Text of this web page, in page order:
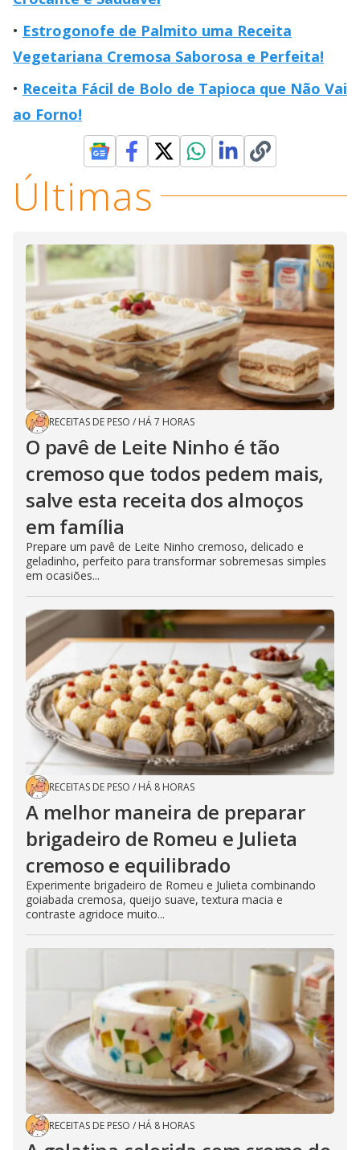
Estrogonofe de Palmito uma Receita
Vegetariana Cremosa Saborosa e Perfeita!
Receita Fácil de Bolo de Tapioca que Não Vai
ao Forno!
Últimas
RECEITAS DE PESO / HÁ 7 HORAS
O pavê de Leite Ninho é tão
cremoso que todos pedem mais,
salve esta receita dos almoços
em família
Prepare um pavê de Leite Ninho cremoso, delicado e
geladinho, perfeito para transformar sobremesas simples
em ocasiões...
RECEITAS DE PESO / HÁ 8 HORAS
A melhor maneira de preparar
brigadeiro de Romeu e Julieta
cremoso e equilibrado
Experimente brigadeiro de Romeu e Julieta combinando
goiabada cremosa, queijo suave, textura macia e
contraste agridoce muito...
RECEITAS DE PESO / HÁ 8 HORAS